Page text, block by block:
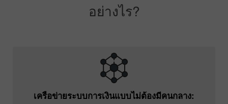
อย่างไร?
เครือข่ายระบบการเงินแบบไม่ต้องมีคนกลาง: